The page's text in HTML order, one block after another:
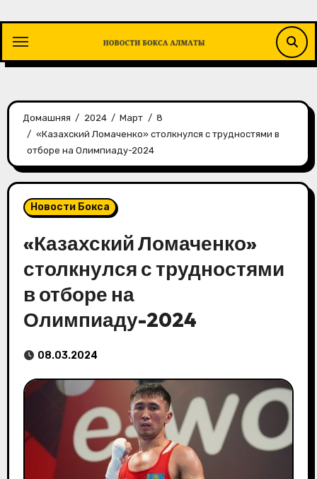
содержимому
Домашняя 2024 Март
8
«Казахский Ломаченко» столкнулся с трудностями в
отборе на Олимпиаду-2024
Новости Бокса
«Казахский Ломаченко»
столкнулся с трудностями
в отборе на
Олимпиаду-2024
08.03.2024